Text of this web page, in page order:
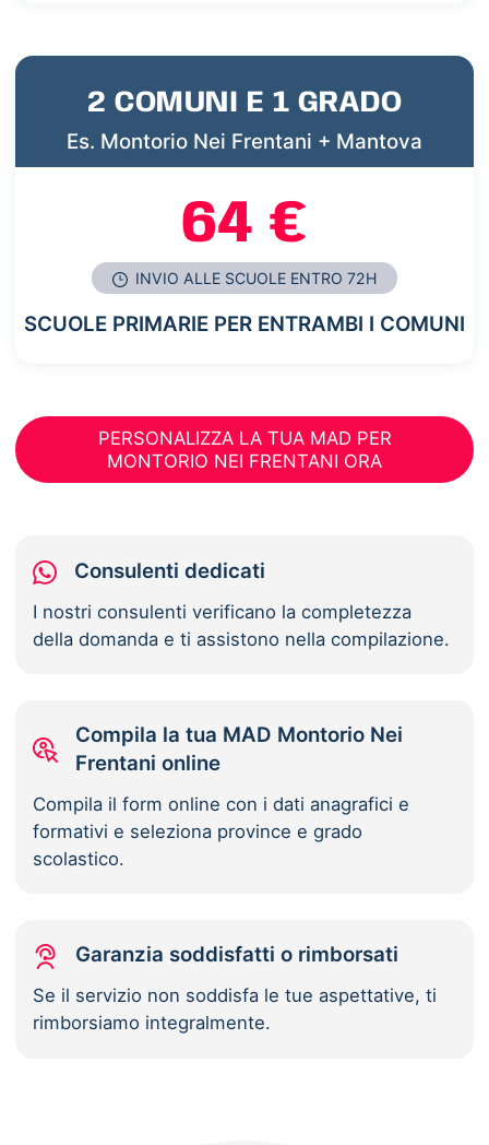
2 COMUNI E 1 GRADO
Es. Montorio Nei Frentani + Mantova
64 €
INVIO ALLE SCUOLE ENTRO 72H
SCUOLE PRIMARIE PER ENTRAMBI I COMUNI
PERSONALIZZA LA TUA MAD PER
MONTORIO NEI FRENTANI ORA
Consulenti dedicati
I nostri consulenti verificano la completezza
della domanda e ti assistono nella compilazione.
Compila la tua MAD Montorio Nei
Frentani online
Compila il form online con i dati anagrafici e
formativi e seleziona province e grado
scolastico.
Garanzia soddisfatti o rimborsati
Se il servizio non soddisfa le tue aspettative, ti
rimborsiamo integralmente.